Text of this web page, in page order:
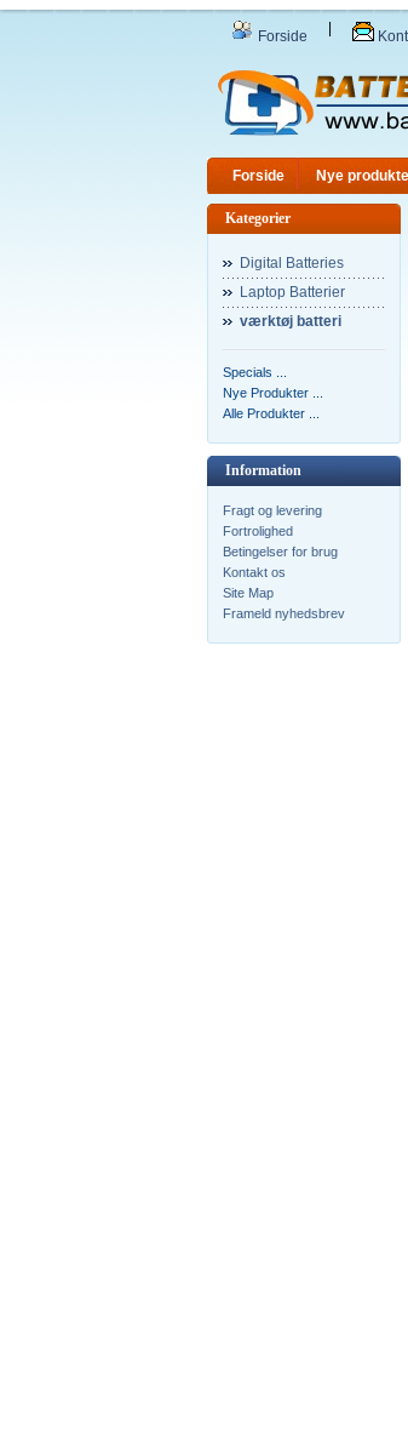
Forside
Forside Nye
Kategorier
Digital Batteries
Laptop Batterier
værktøj batteri
Specials ...
Nye Produkter ...
Alle Produkter ...
Information
Fragt og levering
Fortrolighed
Betingelser for brug
Kontakt os
Site Map
Frameld nyhedsbrev